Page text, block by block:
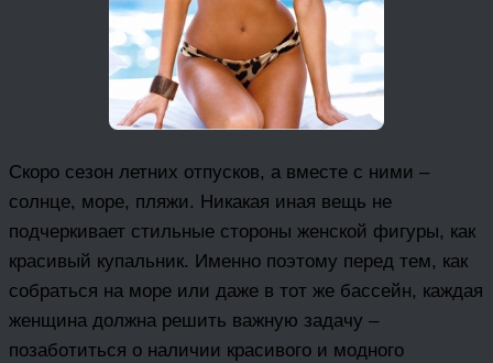
Скоро сезон летних отпусков, а вместе с ними –
солнце, море, пляжи. Никакая иная вещь не
подчеркивает стильные стороны женской фигуры, как
красивый купальник. Именно поэтому перед тем, как
собраться на море или даже в тот же бассейн, каждая
женщина должна решить важную задачу –
позаботиться о наличии красивого и модного